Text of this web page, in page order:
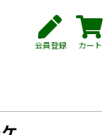
会員登録 カート